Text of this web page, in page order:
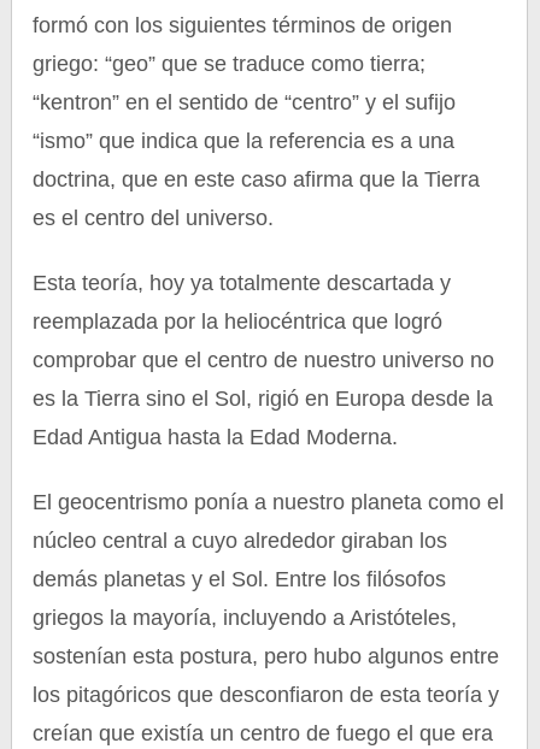
formó con los siguientes términos de origen
griego: “geo” que se traduce como tierra;
“kentron” en el sentido de “centro” y el sufijo
“ismo” que indica que la referencia es a una
doctrina, que en este caso afirma que la Tierra
es el centro del universo.
Esta teoría, hoy ya totalmente descartada y
reemplazada por la heliocéntrica que logró
comprobar que el centro de nuestro universo no
es la Tierra sino el Sol, rigió en Europa desde la
Edad Antigua hasta la Edad Moderna.
El geocentrismo ponía a nuestro planeta como el
núcleo central a cuyo alrededor giraban los
demás planetas y el Sol. Entre los filósofos
griegos la mayoría, incluyendo a Aristóteles,
sostenían esta postura, pero hubo algunos entre
los pitagóricos que desconfiaron de esta teoría y
creían que existía un centro de fuego el que era